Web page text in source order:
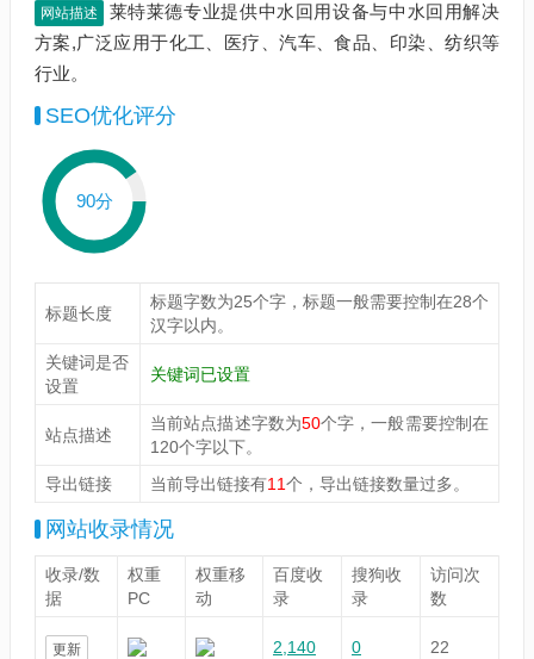
网站描述
莱特莱德专业提供中水回用设备与中水回用解决
方案,广泛应用于化工、医疗、汽车、食品、印染、纺织等
行业。
SEO优化评分
90分
标题长度
标题字数为25个字，标题一般需要控制在28个
汉字以内。
关键词是否
设置
关键词已设置
站点描述
当前站点描述字数为50个字，一般需要控制在
120个字以下。
导出链接
当前导出链接有11个，导出链接数量过多。
网站收录情况
收录/数
据
权重
PC
权重移
动
百度收
录
搜狗收
录
访问次
数
更新 2,140 0 22